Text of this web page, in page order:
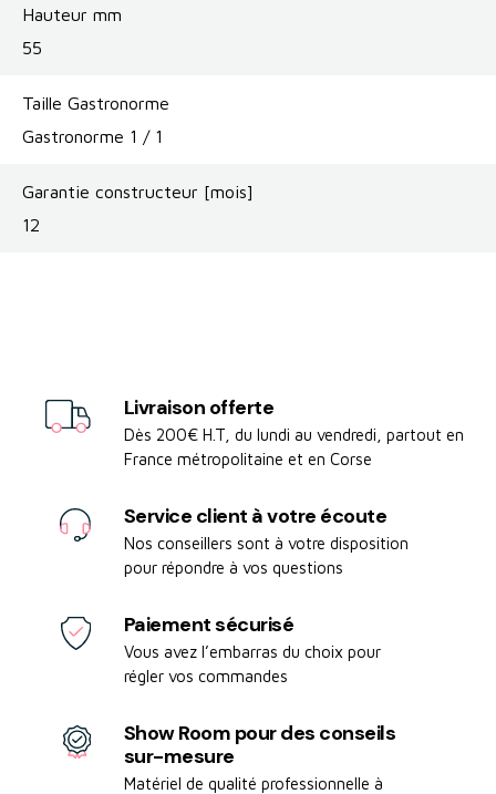
Hauteur mm
55
Taille Gastronorme
Gastronorme 1 / 1
Garantie constructeur [mois]
12
Livraison offerte
Dès 200€ H.T, du lundi au vendredi, partout en
France métropolitaine et en Corse
Service client à votre écoute
Nos conseillers sont à votre disposition
pour répondre à vos questions
Paiement sécurisé
Vous avez l’embarras du choix pour
régler vos commandes
Show Room pour des conseils
sur-mesure
Matériel de qualité professionnelle à